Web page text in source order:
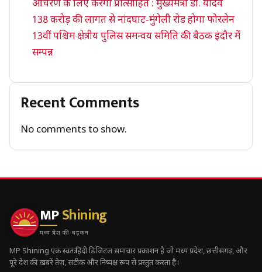
आचरण के लिए करेगी प्रोत्साहित : मुख्यमंत्री डॉ. यादव
138 करोड़ की लागत से नांदघाट-मुंगेली रोड होगा फोरलेन
13वीं पश्चिम क्षेत्रीय पुलिस समन्वय समिति की बैठक इंदौर में
सम्पन्न
Recent Comments
No comments to show.
MPShining
मध्य प्रदेश की धड़कन
MP Shining एक स्वतंत्र हिंदी डिजिटल समाचार प्रकाशन है जो मध्य प्रदेश, छत्तीसगढ़, और
पूरे देश की ख़बरें तेज़, सटीक और निष्पक्ष रूप से प्रस्तुत करता है।